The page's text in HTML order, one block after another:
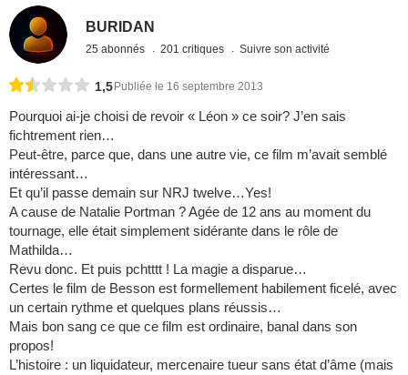
BURIDAN
25 abonnés 201 critiques Suivre son activité
1,5 Publiée le 16 septembre 2013
Pourquoi ai-je choisi de revoir « Léon » ce soir? J’en sais
fichtrement rien…
Peut-être, parce que, dans une autre vie, ce film m’avait semblé
intéressant…
Et qu’il passe demain sur NRJ twelve…Yes!
A cause de Natalie Portman ? Agée de 12 ans au moment du
tournage, elle était simplement sidérante dans le rôle de
Mathilda…
Revu donc. Et puis pchtttt ! La magie a disparue…
Certes le film de Besson est formellement habilement ficelé, avec
un certain rythme et quelques plans réussis…
Mais bon sang ce que ce film est ordinaire, banal dans son
propos!
L’histoire : un liquidateur, mercenaire tueur sans état d’âme (mais